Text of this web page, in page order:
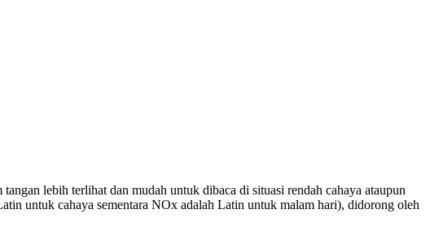
lebih terlihat dan mudah untuk dibaca di situasi rendah cahaya ataupun
untuk cahaya sementara NOx adalah Latin untuk malam hari), didorong oleh